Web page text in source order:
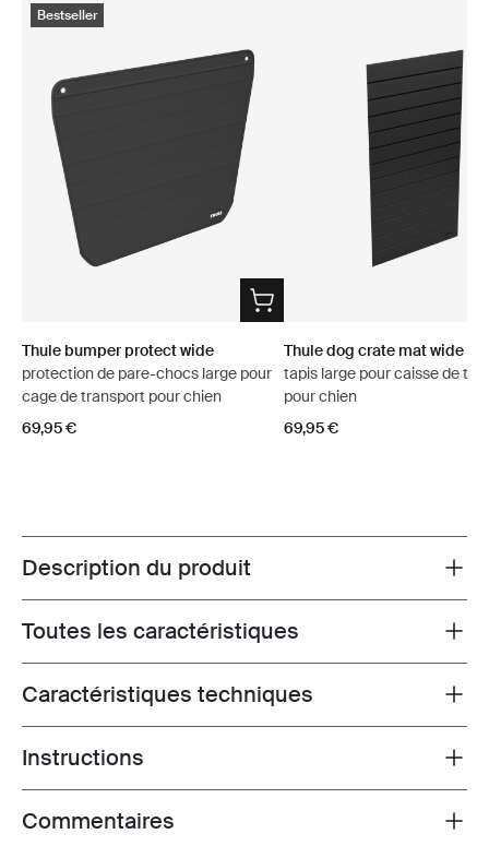
Bestseller
Thule bumper protect wide
protection de pare-chocs large pour
cage de transport pour chien
69,95 €
Thule dog crate mat wide
tapis large pour caisse de
pour chien
69,95 €
Toggle overview
Description du produit
Toggle features
Toutes les caractéristiques
Toggle techspec
Caractéristiques techniques
Toggle guides and instructions
Instructions
Toggle overview
Commentaires